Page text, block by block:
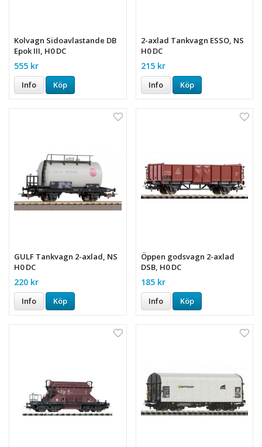
Kolvagn Sidoavlastande DB
Epok III, H0 DC
555 kr
Info Köp
2-axlad Tankvagn ESSO, NS
H0 DC
215 kr
Info Köp
GULF Tankvagn 2-axlad, NS
H0 DC
220 kr
Info Köp
Öppen godsvagn 2-axlad
DSB, H0 DC
185 kr
Info Köp